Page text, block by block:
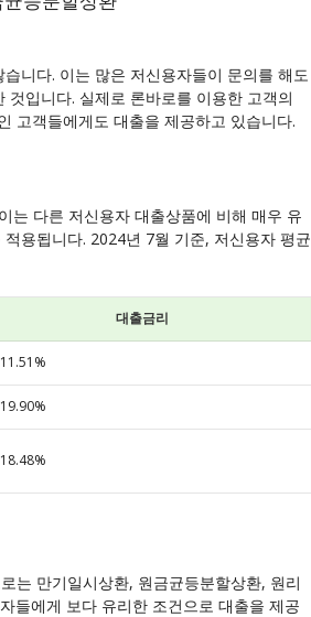
니다. 이는 많은 저신용자들이 문의를 해도
입니다. 실제로 론바로를 이용한 고객의
고객들에게도 대출을 제공하고 있습니다.
는 다른 저신용자 대출상품에 비해 매우 유
용됩니다. 2024년 7월 기준, 저신용자 평균
대출금리
는 만기일시상환, 원금균등분할상환, 원리
들에게 보다 유리한 조건으로 대출을 제공